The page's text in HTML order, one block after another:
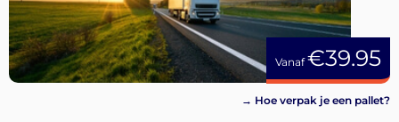
Vanaf€39.95
→ Hoe verpak je een pallet?